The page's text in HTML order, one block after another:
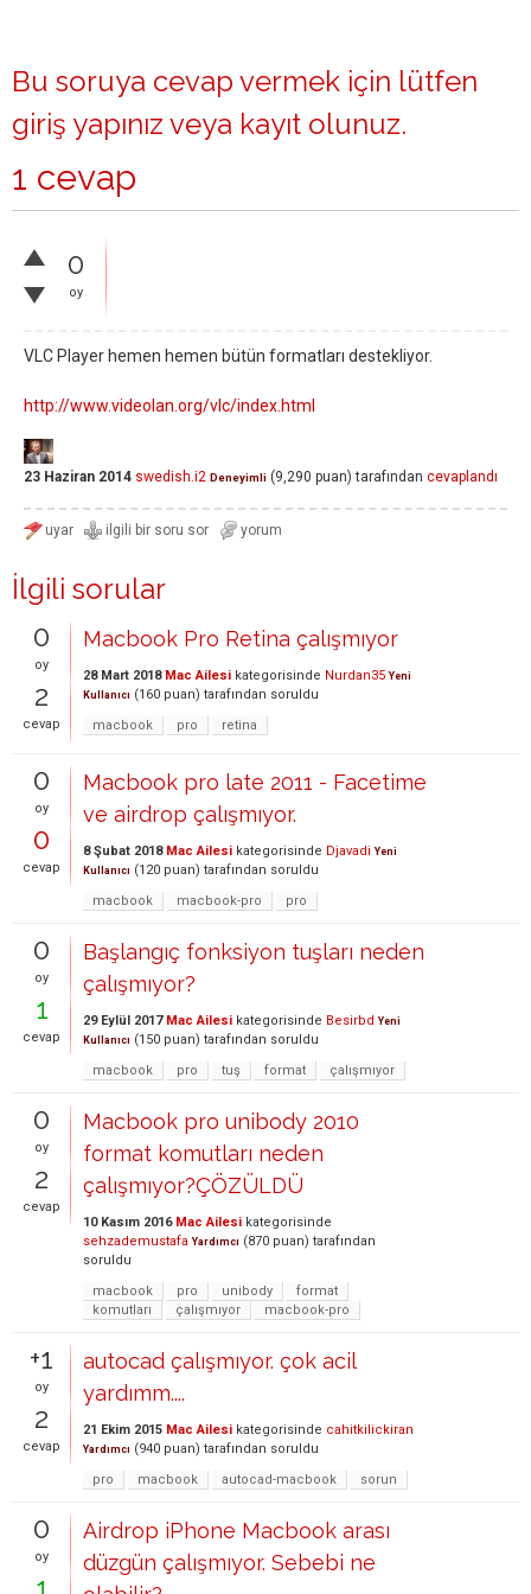
Bu soruya cevap vermek için lütfen
giriş yapınız veya kayıt olunuz.
1 cevap
0
oy
VLC Player hemen hemen bütün formatları destekliyor.
http://www.videolan.org/vlc/index.html
23 Haziran 2014 swedish.i2 Deneyimli (9,290 puan) tarafından cevaplandı
İlgili sorular
0
oy
2
cevap
Macbook Pro Retina çalışmıyor
28 Mart 2018 Mac Ailesi kategorisinde Nurdan35 Yeni
Kullanıcı (160 puan) tarafından soruldu
macbook
pro retina
0
oy
0
cevap
Macbook pro late 2011 - Facetime
ve airdrop çalışmıyor.
8 Şubat 2018 Mac Ailesi kategorisinde Djavadi Yeni
Kullanıcı (120 puan) tarafından soruldu
macbook
macbook-pro pro
0
oy
1
cevap
Başlangıç fonksiyon tuşları neden
çalışmıyor?
29 Eylül 2017 Mac Ailesi kategorisinde Besirbd Yeni
Kullanıcı (150 puan) tarafından soruldu
macbook
pro tuş format çalışmıyor
0
oy
2
cevap
Macbook pro unibody 2010
format komutları neden
çalışmıyor?ÇÖZÜLDÜ
10 Kasım 2016 Mac Ailesi kategorisinde
sehzademustafa Yardımcı (870 puan) tarafından
soruldu
macbook
pro unibody
format
komutları
çalışmıyor macbook-pro
+1
oy
2
cevap
autocad çalışmıyor. çok acil
yardımm....
21 Ekim 2015 Mac Ailesi kategorisinde cahitkilickiran
Yardımcı (940 puan) tarafından soruldu
pro
macbook autocad-macbook sorun
0
oy
Airdrop iPhone Macbook arası
düzgün çalışmıyor. Sebebi ne